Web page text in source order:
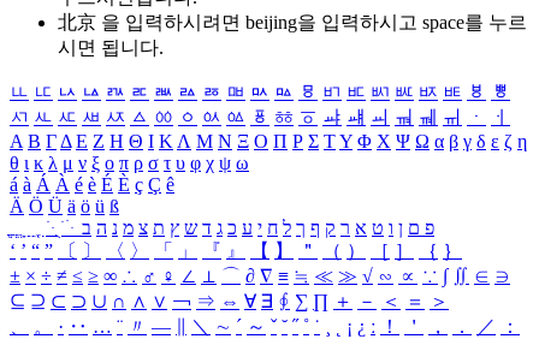
北京 을 입력하시려면 beijing을 입력하시고 space를 누르
시면 됩니다.
ㅥ ㅦ ㅧ ㅨ ㅩ ㅪ ㅫ ㅬ ㅭ ㅮ ㅯ ㅰ ㅱ ㅲ ㅳ ㅴ ㅵ ㅶ ㅷ ㅸ
ㅹ
ㅺ ㅻ ㅼ ㅽ ㅾ ㅿ ㆀ ㆁ ㆂ ㆃ ㆄ ㆅ ㆆ ㆇ ㆈ ㆉ ㆊ ㆋ ㆌ ㆍ
ㆎ
Α Β ΓΔ Ε Ζ Η Θ Ι ΚΛ Μ Ν Ξ Ο Π Ρ Σ ΤΥ Φ Χ Ψ Ω α β γ δ ε ζ η
θ ι κ λ μ ν ξ ο π ρ σ τ υ φ χ ψ ω
á à Á À é è É È ç Ç ê
Ä Ö Ü ä ö ü ß
ִֶֹ ֻּ ׁׂ פ ם ן ו ט א ר ק ף ך ל ח י ע כ ג ד ש ץ ת צ מ נ ה ב
‘ ’ “ ” 〔 〕 〈 〉 「 」 『 』 【 】 ＂ （ ） ［ ］ ｛ ｝
± × ÷ ≠ ≤ ≥ ∞ ∴ ♂ ♀ ∠ ⊥ ⌒ ∂ ∇ ≡ ≒ ≪ ≫ √ ∽ ∝ ∵ ∫ ∬ ∈ ∋
⊆ ⊇ ⊂ ⊃ ∪ ∩ ∧ ∨ ￢ ⇒ ⇔ ∀ ∃ ∮ ∑ ∏ ＋ － ＜ ＝
＞
、
。 · ‥ … ¨ 〃 ― ＼ ∼ ´ ～ ˇ ˘ ˝ ˚ ˙ ¸ ¡ ¿ ː ！ ＇ ， ． ／
：